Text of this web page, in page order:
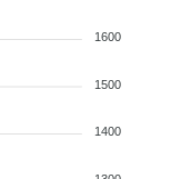
1600
1500
1400